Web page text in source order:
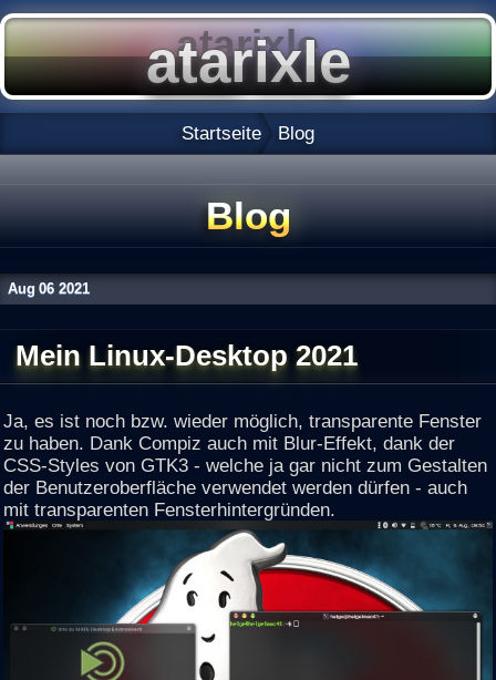
Startseite Blog
Blog
Aug 06 2021
Mein Linux-Desktop 2021
Ja, es ist noch bzw. wieder möglich, transparente Fenster
zu haben. Dank Compiz auch mit Blur-Effekt, dank der
CSS-Styles von GTK3 - welche ja gar nicht zum Gestalten
der Benutzeroberfläche verwendet werden dürfen - auch
mit transparenten Fensterhintergründen.